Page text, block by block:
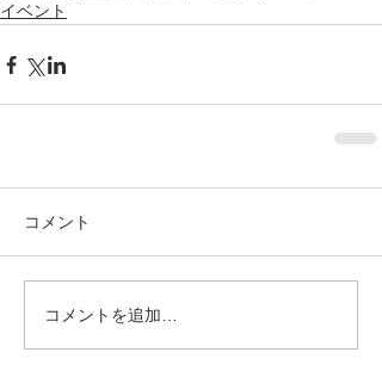
イベント
コメント
コメントを追加…